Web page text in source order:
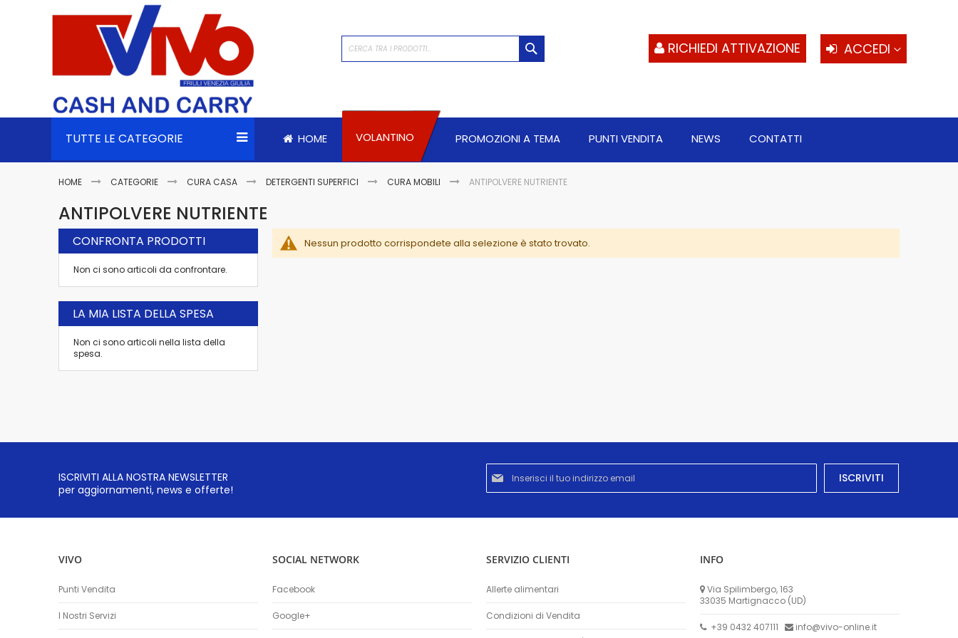
ACCEDI
RICHIEDI ATTIVAZIONE
TUTTE LE CATEGORIE HOME VOLANTINO PROMOZIONI A TEMA PUNTI VENDITA NEWS CONTATTI
HOME CATEGORIE CURA CASA DETERGENTI SUPERFICI CURA MOBILI ANTIPOLVERE NUTRIENTE
ANTIPOLVERE NUTRIENTE
Nessun prodotto corrispondete alla selezione è stato trovato.
CONFRONTA PRODOTTI
Non ci sono articoli da confrontare.
LA MIA LISTA DELLA SPESA
Non ci sono articoli nella lista della
spesa.
ISCRIVITI ALLA NOSTRA NEWSLETTER
per aggiornamenti, news e offerte!
Iscriviti
alla
nostra
ISCRIVITI
VIVO
Punti Vendita
I Nostri Servizi
SOCIAL NETWORK
Facebook
Google+
SERVIZIO CLIENTI
Allerte alimentari
Condizioni di Vendita
INFO
Via Spilimbergo, 163
33035 Martignacco (UD)
+39 0432 407111 info@vivo-online.it